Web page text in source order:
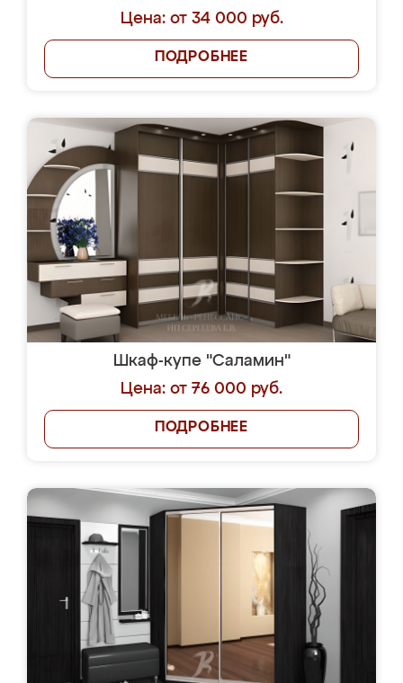
Цена: от 34 000 руб.
ПОДРОБНЕЕ
Шкаф-купе "Саламин"
Цена: от 76 000 руб.
ПОДРОБНЕЕ